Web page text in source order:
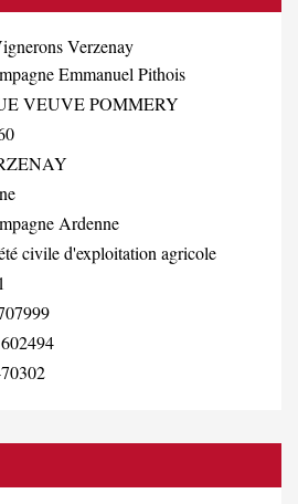
Verzenay
Emmanuel Pithois
VEUVE POMMERY
Ardenne
civile d'exploitation agricole